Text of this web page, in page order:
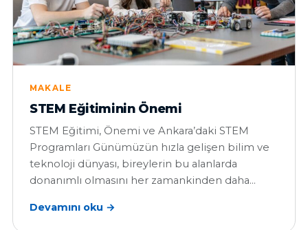
MAKALE
STEM Eğitiminin Önemi
STEM Eğitimi, Önemi ve Ankara’daki STEM
Programları Günümüzün hızla gelişen bilim ve
teknoloji dünyası, bireylerin bu alanlarda
donanımlı olmasını her zamankinden daha…
Devamını oku →